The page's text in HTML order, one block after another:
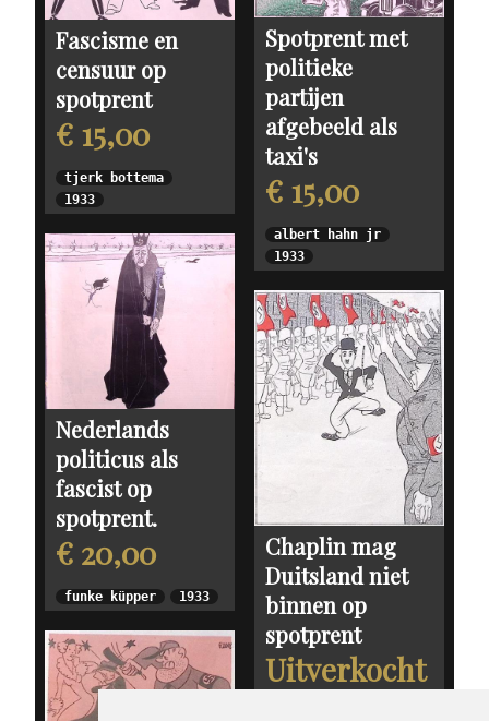
Spotprent met
politieke
partijen
afgebeeld als
taxi's
€ 15,00
albert hahn jr
1933
Fascisme en
censuur op
spotprent
€ 15,00
tjerk bottema
1933
Nederlands
politicus als
fascist op
spotprent.
€ 20,00
funke küpper 1933
Chaplin mag
Duitsland niet
binnen op
spotprent
Uitverkocht